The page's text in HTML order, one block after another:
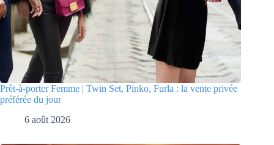
Prêt-à-porter Femme | Twin Set, Pinko, Furla : la vente privée
préférée du jour
6 août 2026